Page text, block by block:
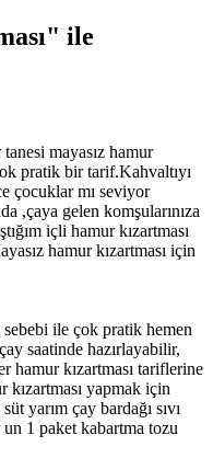
ile
mayasız hamur
pratik bir tarif.Kahvaltıyı
çocuklar mı seviyor
,çaya gelen komşularınıza
içli hamur kızartması
hamur kızartması için
sebebi ile çok pratik hemen
saatinde hazırlayabilir,
kızartması tariflerine
kızartması yapmak için
yarım çay bardağı sıvı
un 1 paket kabartma tozu